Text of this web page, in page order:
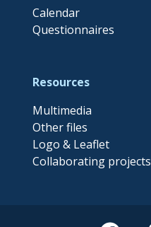
Calendar
Questionnaires
Resources
Multimedia
Other files
Logo & Leaflet
Collaborating projects